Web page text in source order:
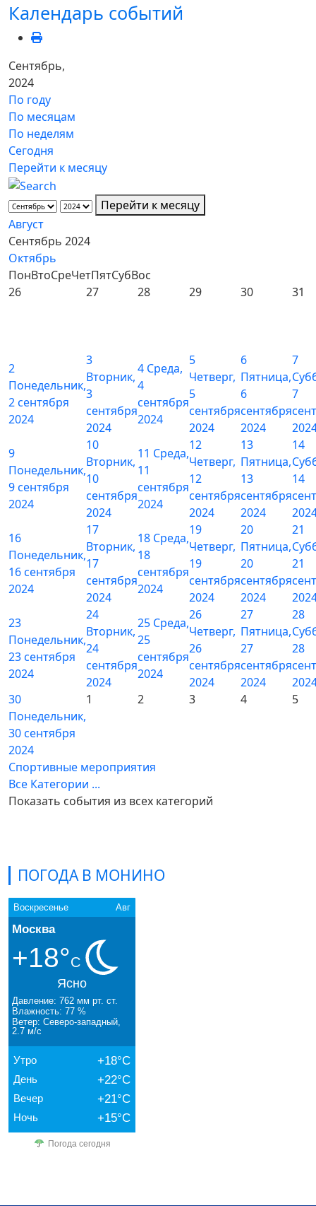
ПОГОДА В МОНИНО
Воскресенье Авг
Москва
+18°C
Ясно
Давление: 762 мм рт. ст.
Влажность: 77 %
Ветер: Северо-западный,
2.7 м/с
Утро +18°C
День +22°C
Вечер +21°C
Ночь +15°C
Погода сегодня
Календарь событий
Сентябрь,
2024
По году
По месяцам
По неделям
Сегодня
Перейти к месяцу
Перейти к месяцу
Август
Сентябрь 2024
Октябрь
ПонВтоСреЧетПятСубВос
26
27 28 29 30 31
2
Понедельник,
2 сентября
2024
3
Вторник,
3
сентября
2024
4 Среда,
4
сентября
2024
5
Четверг,
5
сентября
2024
6
Пятница,
6
сентября
2024
7
7
9
Понедельник,
9 сентября
2024
10
Вторник,
10
сентября
2024
11 Среда,
11
сентября
2024
12
Четверг,
12
сентября
2024
13
Пятница,
13
сентября
2024
14
14
16
Понедельник,
16 сентября
2024
17
Вторник,
17
сентября
2024
18 Среда,
18
сентября
2024
19
Четверг,
19
сентября
2024
20
Пятница,
20
сентября
2024
21
21
23
Понедельник,
23 сентября
2024
24
Вторник,
24
сентября
2024
25 Среда,
25
сентября
2024
26
Четверг,
26
сентября
2024
27
Пятница,
27
сентября
2024
28
28
30
Понедельник,
30 сентября
2024
1 2 3 4 5
Спортивные мероприятия
Все Категории ...
Показать события из всех категорий